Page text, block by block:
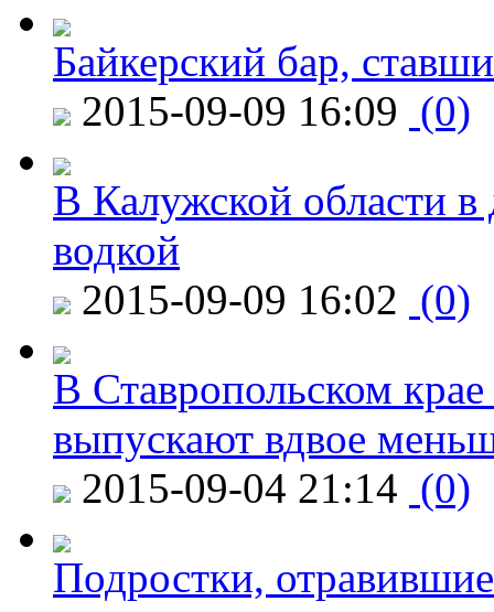
Байкерский бар,
2015-09-09 16:09 (0)
В Калужской области в
водкой
2015-09-09 16:02 (0)
В Ставропольском
выпускают вдвое
2015-09-04 21:14 (0)
Подростки,